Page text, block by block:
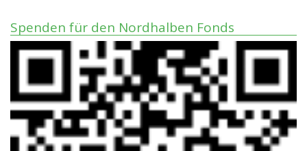
Spenden für den Nordhalben Fonds